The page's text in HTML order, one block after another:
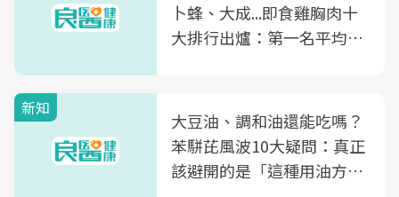
卜蜂、大成...即食雞胸肉十
大排行出爐：第一名平均一
新知
大豆油、調和油還能吃嗎？
苯駢芘風波10大疑問：真正
該避開的是「這種用油方